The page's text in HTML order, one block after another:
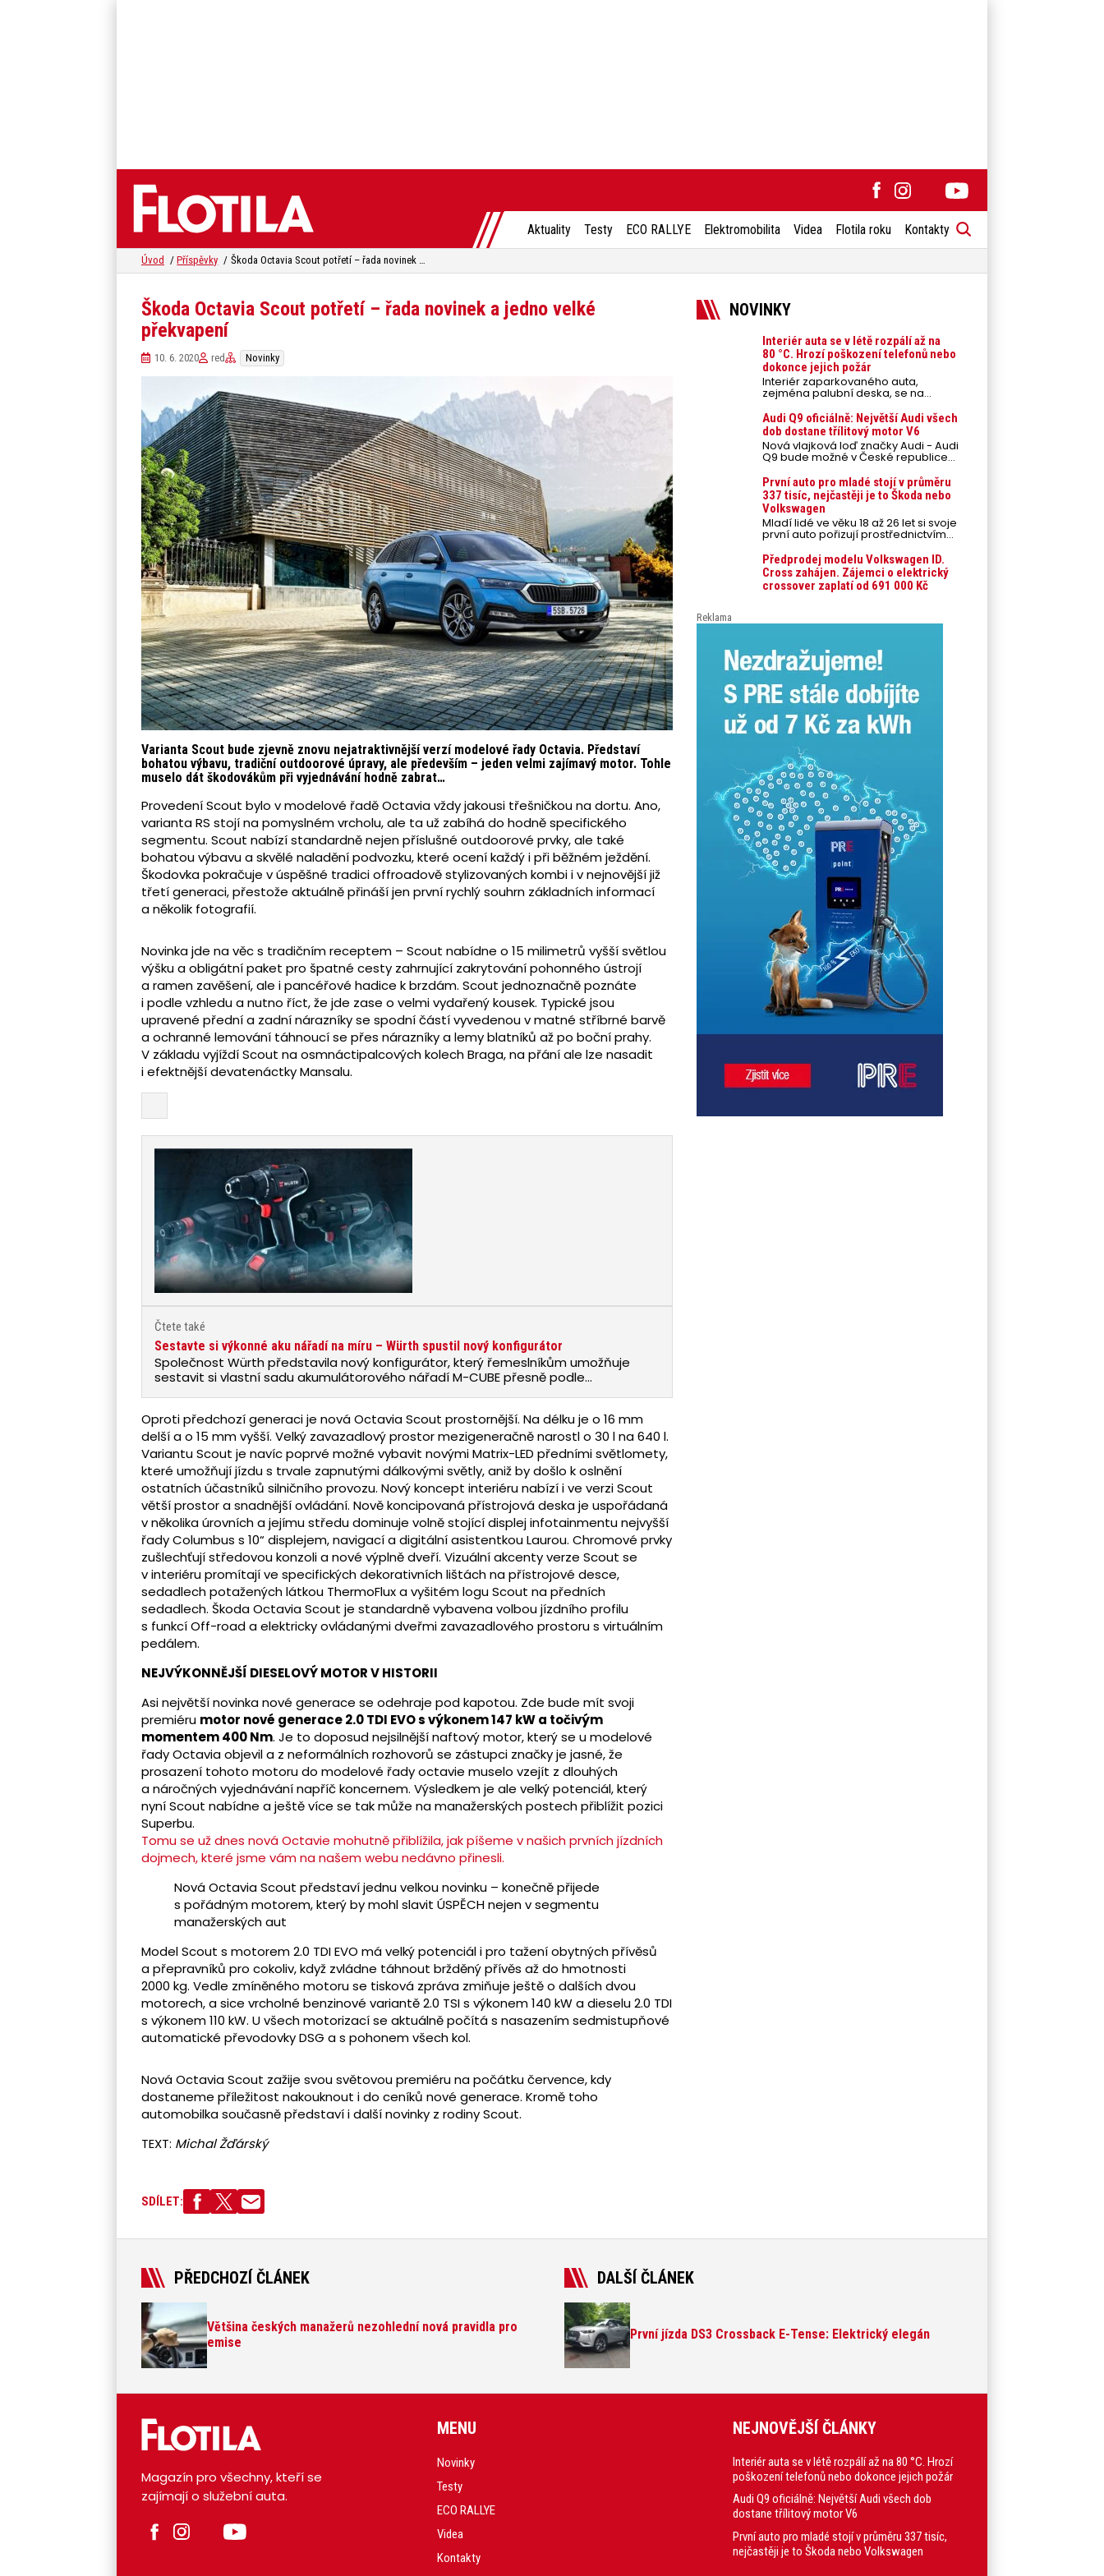
Aktuality Testy ECO RALLYE Elektromobilita Videa Flotila roku Kontakty
Úvod Příspěvky Škoda Octavia Scout potřetí – řada novinek a jedno velké překvapení
Škoda Octavia Scout potřetí – řada novinek a jedno velké
překvapení
10. 6. 2020 red Novinky
Varianta Scout bude zjevně znovu nejatraktivnější verzí modelové řady Octavia. Představí
bohatou výbavu, tradiční outdoorové úpravy, ale především – jeden velmi zajímavý motor. Tohle
muselo dát škodovákům při vyjednávání hodně zabrat…
Provedení Scout bylo v modelové řadě Octavia vždy jakousi třešničkou na dortu. Ano,
varianta RS stojí na pomyslném vrcholu, ale ta už zabíhá do hodně specifického
segmentu. Scout nabízí standardně nejen příslušné outdoorové prvky, ale také
bohatou výbavu a skvělé naladění podvozku, které ocení každý i při běžném ježdění.
Škodovka pokračuje v úspěšné tradici offroadově stylizovaných kombi i v nejnovější již
třetí generaci, přestože aktuálně přináší jen první rychlý souhrn základních informací
a několik fotografií.
Novinka jde na věc s tradičním receptem – Scout nabídne o 15 milimetrů vyšší světlou
výšku a obligátní paket pro špatné cesty zahrnující zakrytování pohonného ústrojí
a ramen zavěšení, ale i pancéřové hadice k brzdám. Scout jednoznačně poznáte
i podle vzhledu a nutno říct, že jde zase o velmi vydařený kousek. Typické jsou
upravené přední a zadní nárazníky se spodní částí vyvedenou v matné stříbrné barvě
a ochranné lemování táhnoucí se přes nárazníky a lemy blatníků až po boční prahy.
V základu vyjíždí Scout na osmnáctipalcových kolech Braga, na přání ale lze nasadit
i efektnější devatenáctky Mansalu.
Čtete také
Sestavte si výkonné aku nářadí na míru – Würth spustil nový konfigurátor
Společnost Würth představila nový konfigurátor, který řemeslníkům umožňuje
sestavit si vlastní sadu akumulátorového nářadí M-CUBE přesně podle
Oproti předchozí generaci je nová Octavia Scout prostornější. Na délku je o 16 mm
delší a o 15 mm vyšší. Velký zavazadlový prostor mezigeneračně narostl o 30 l na 640 l.
Variantu Scout je navíc poprvé možné vybavit novými Matrix-LED předními světlomety,
které umožňují jízdu s trvale zapnutými dálkovými světly, aniž by došlo k oslnění
ostatních účastníků silničního provozu. Nový koncept interiéru nabízí i ve verzi Scout
větší prostor a snadnější ovládání. Nově koncipovaná přístrojová deska je uspořádaná
v několika úrovních a jejímu středu dominuje volně stojící displej infotainmentu nejvyšší
řady Columbus s 10“ displejem, navigací a digitální asistentkou Laurou. Chromové prvky
zušlechťují středovou konzoli a nové výplně dveří. Vizuální akcenty verze Scout se
v interiéru promítají ve specifických dekorativních lištách na přístrojové desce,
sedadlech potažených látkou ThermoFlux a vyšitém logu Scout na předních
sedadlech. Škoda Octavia Scout je standardně vybavena volbou jízdního profilu
s funkcí Off-road a elektricky ovládanými dveřmi zavazadlového prostoru s virtuálním
pedálem.
NEJVÝKONNĚJŠÍ DIESELOVÝ MOTOR V HISTORII
Asi největší novinka nové generace se odehraje pod kapotou. Zde bude mít svoji
premiéru motor nové generace 2.0 TDI EVO s výkonem 147 kW a točivým
momentem 400 Nm. Je to doposud nejsilnější naftový motor, který se u modelové
řady Octavia objevil a z neformálních rozhovorů se zástupci značky je jasné, že
prosazení tohoto motoru do modelové řady octavie muselo vzejít z dlouhých
a náročných vyjednávání napříč koncernem. Výsledkem je ale velký potenciál, který
nyní Scout nabídne a ještě více se tak může na manažerských postech přiblížit pozici
Superbu.
Tomu se už dnes nová Octavie mohutně přiblížila, jak píšeme v našich prvních jízdních
dojmech, které jsme vám na našem webu nedávno přinesli.
Nová Octavia Scout představí jednu velkou novinku – konečně přijede
s pořádným motorem, který by mohl slavit ÚSPĚCH nejen v segmentu
manažerských aut
Model Scout s motorem 2.0 TDI EVO má velký potenciál i pro tažení obytných přívěsů
a přepravníků pro cokoliv, když zvládne táhnout bržděný přívěs až do hmotnosti
2000 kg. Vedle zmíněného motoru se tisková zpráva zmiňuje ještě o dalších dvou
motorech, a sice vrcholné benzinové variantě 2.0 TSI s výkonem 140 kW a dieselu 2.0 TDI
s výkonem 110 kW. U všech motorizací se aktuálně počítá s nasazením sedmistupňové
automatické převodovky DSG a s pohonem všech kol.
Nová Octavia Scout zažije svou světovou premiéru na počátku července, kdy
dostaneme příležitost nakouknout i do ceníků nové generace. Kromě toho
automobilka současně představí i další novinky z rodiny Scout.
TEXT: Michal Žďárský
SDÍLET:
NOVINKY
Interiér auta se v létě rozpálí až na
80 °C. Hrozí poškození telefonů nebo
dokonce jejich požár
Interiér zaparkovaného auta,
zejména palubní deska, se na
přímém slunci může během letních
veder rozpálit až na 80 °C. Takové
teploty představují nebezpečí pro
odložené mobilní telefony,
powerbanky nebo notebooky. Můžou
urychlit stárnutí baterií, poškodit
případech i zvýšit riziko požáru.
Audi Q9 oficiálně: Největší Audi všech
dob dostane třílitový motor V6
Nová vlajková loď značky Audi - Audi
Q9 bude možné v České republice
objednávat od prvního srpnového
týdne 2026, kde budou oznámeny
také české ceny.
První auto pro mladé stojí v průměru
337 tisíc, nejčastěji je to Škoda nebo
Volkswagen
Mladí lidé ve věku 18 až 26 let si svoje
první auto pořizují prostřednictvím
úvěrového financování jako ojeté. Je
to tak u 93,3 % lidí, jen 6,7 % si pořídí
nové auto. Průměrná pořizovací
cena vozu dosahuje 337 tisíc korun a
průměrná financovaná částka
posledních 10 let (2016–2026).
Předprodej modelu Volkswagen ID.
Cross zahájen. Zájemci o elektrický
crossover zaplatí od 691 000 Kč
Reklama
PŘEDCHOZÍ ČLÁNEK
Většina českých manažerů nezohlední nová pravidla pro
emise
DALŠÍ ČLÁNEK
První jízda DS3 Crossback E-Tense: Elektrický elegán
Magazín pro všechny, kteří se
zajímají o služební auta.
MENU
Novinky
Testy
ECO RALLYE
Videa
Kontakty
NEJNOVĚJŠÍ ČLÁNKY
Interiér auta se v létě rozpálí až na 80 °C. Hrozí
poškození telefonů nebo dokonce jejich požár
Audi Q9 oficiálně: Největší Audi všech dob
dostane třílitový motor V6
První auto pro mladé stojí v průměru 337 tisíc,
nejčastěji je to Škoda nebo Volkswagen